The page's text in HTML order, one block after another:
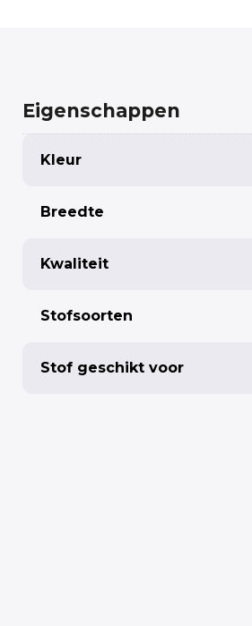
Eigenschappen
Kleur
Breedte
Kwaliteit
Stofsoorten
Stof geschikt voor